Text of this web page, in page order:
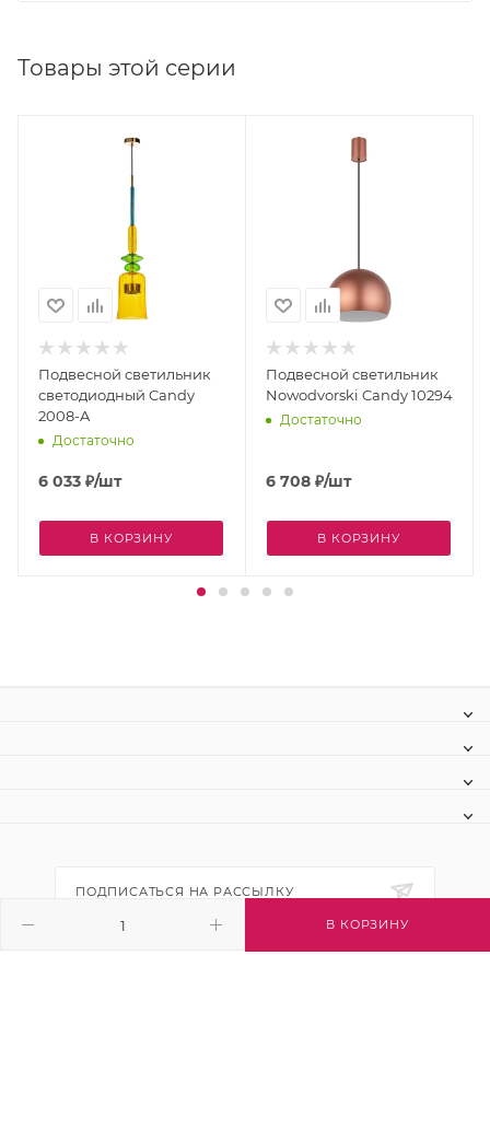
В КОРЗИНУ
Товары этой серии
Подвесной светильник
светодиодный Candy
2008-A
Достаточно
6 033 ₽/шт
В КОРЗИНУ
Подвесной светильник
Nowodvorski Candy 10294
Достаточно
6 708 ₽/шт
В КОРЗИНУ
ПОДПИСАТЬСЯ НА РАССЫЛКУ